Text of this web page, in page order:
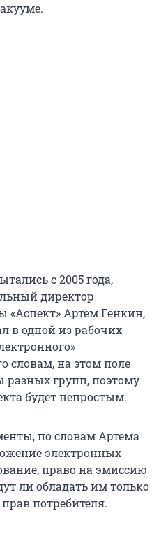
с 2005 года,
директор
«Аспект» Артем Генкин,
в одной из рабочих
словам, на этом поле
разных групп, поэтому
будет непростым.
по словам Артема
электронных
право на эмиссию
ли обладать им только
потребителя.